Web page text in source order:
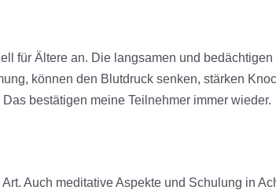
für Ältere an. Die langsamen und
können den Blutdruck senken, stärken
bestätigen meine Teilnehmer immer wieder.
Auch meditative Aspekte und Schulung in